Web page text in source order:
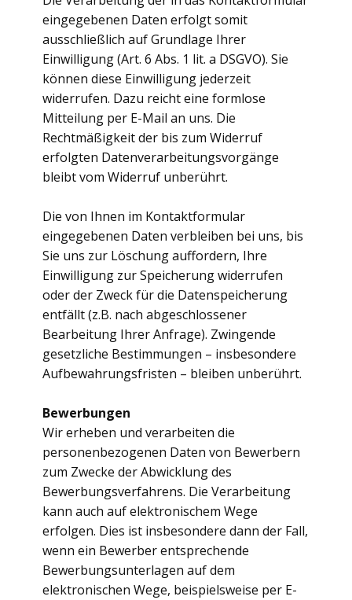
eingegebenen Daten erfolgt somit
ausschließlich auf Grundlage Ihrer
Einwilligung (Art. 6 Abs. 1 lit. a DSGVO). Sie
können diese Einwilligung jederzeit
widerrufen. Dazu reicht eine formlose
Mitteilung per E-Mail an uns. Die
Rechtmäßigkeit der bis zum Widerruf
erfolgten Datenverarbeitungsvorgänge
bleibt vom Widerruf unberührt.
Die von Ihnen im Kontaktformular
eingegebenen Daten verbleiben bei uns, bis
Sie uns zur Löschung auffordern, Ihre
Einwilligung zur Speicherung widerrufen
oder der Zweck für die Datenspeicherung
entfällt (z.B. nach abgeschlossener
Bearbeitung Ihrer Anfrage). Zwingende
gesetzliche Bestimmungen – insbesondere
Aufbewahrungsfristen – bleiben unberührt.
Bewerbungen
Wir erheben und verarbeiten die
personenbezogenen Daten von Bewerbern
zum Zwecke der Abwicklung des
Bewerbungsverfahrens. Die Verarbeitung
kann auch auf elektronischem Wege
erfolgen. Dies ist insbesondere dann der Fall,
wenn ein Bewerber entsprechende
Bewerbungsunterlagen auf dem
elektronischen Wege, beispielsweise per E-